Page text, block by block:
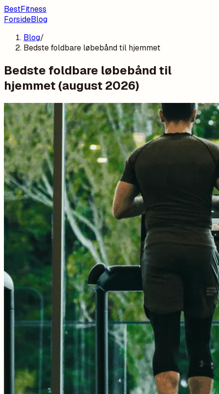
BestFitness
ForsideBlog
Blog/
Bedste foldbare løbebånd til hjemmet
Bedste foldbare løbebånd til
hjemmet (august 2026)